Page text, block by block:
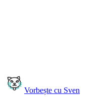
Vorbește cu Sven